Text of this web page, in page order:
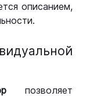
описанием,
позволяет